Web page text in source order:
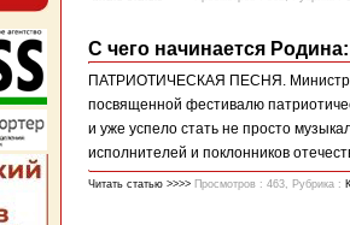
С чего начинается
ПАТРИОТИЧЕСКАЯ ПЕСНЯ. Министр
посвященной фестивалю
и уже успело стать не просто
исполнителей и поклонников
Читать статью >>>> Просмотров : 463, Рубрика :